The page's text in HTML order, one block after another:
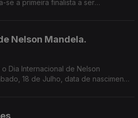
se a primeira finalista a ser
Nelson Mandela.
o Dia Internacional de Nelson
18 de Julho, data de nascimento